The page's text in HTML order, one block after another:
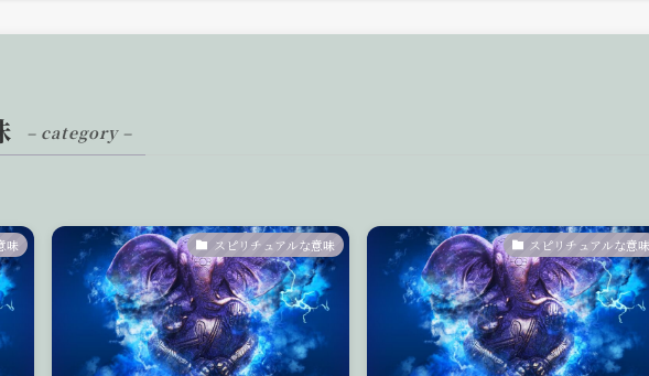
– category –
味 スピリチュアルな意味 スピリチュアルな意味